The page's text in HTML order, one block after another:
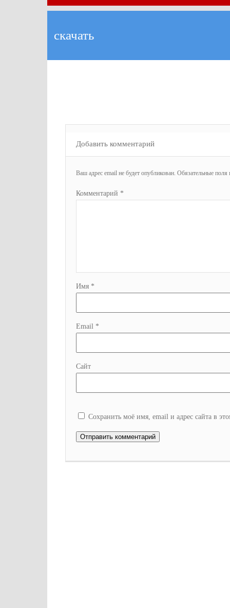
скачать
Добавить комментарий
Ваш адрес email не будет опубликован. Обязательные поля
Комментарий *
Имя *
Email *
Сайт
Сохранить моё имя, email и адрес сайта в